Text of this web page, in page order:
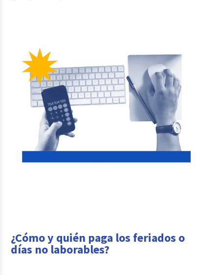
¿Cómo y quién paga los feriados o
días no laborables?